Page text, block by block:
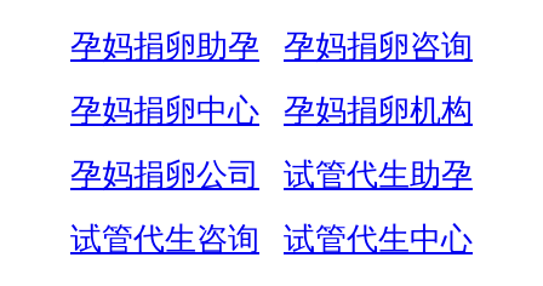
孕妈捐卵助孕
孕妈捐卵咨询
孕妈捐卵中心
孕妈捐卵机构
孕妈捐卵公司
试管代生助孕
试管代生咨询
试管代生中心